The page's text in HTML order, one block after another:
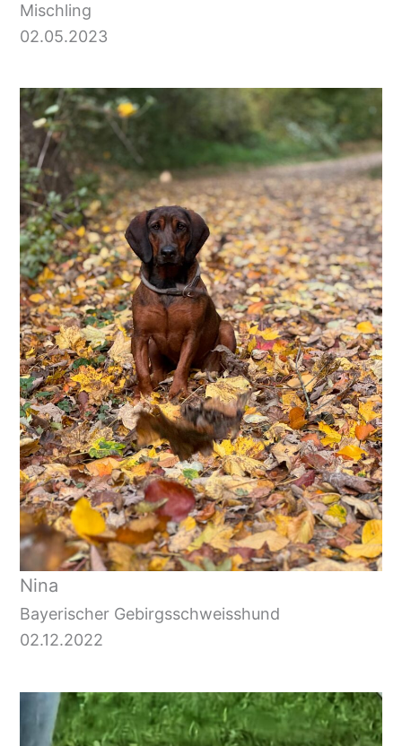
Mischling
02.05.2023
Nina
Bayerischer Gebirgsschweisshund
02.12.2022